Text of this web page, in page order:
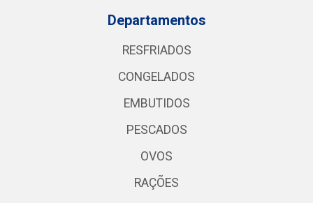
Departamentos
RESFRIADOS
CONGELADOS
EMBUTIDOS
PESCADOS
OVOS
RAÇÕES